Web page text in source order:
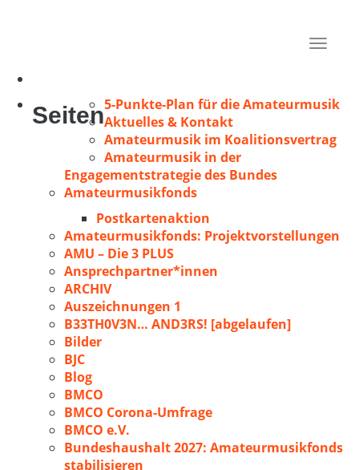
Toggle
Seiten5-Punkte-Plan für die Amateurmusik
Aktuelles & Kontakt
Amateurmusik im Koalitionsvertrag
Amateurmusik in der
Engagementstrategie des Bundes
Amateurmusikfonds
Postkartenaktion
Amateurmusikfonds: Projektvorstellungen
AMU – Die 3 PLUS
Ansprechpartner*innen
ARCHIV
Auszeichnungen 1
B33TH0V3N… AND3RS! [abgelaufen]
Bilder
BJC
Blog
BMCO
BMCO Corona-Umfrage
BMCO e.V.
Bundeshaushalt 2027: Amateurmusikfonds
stabilisieren